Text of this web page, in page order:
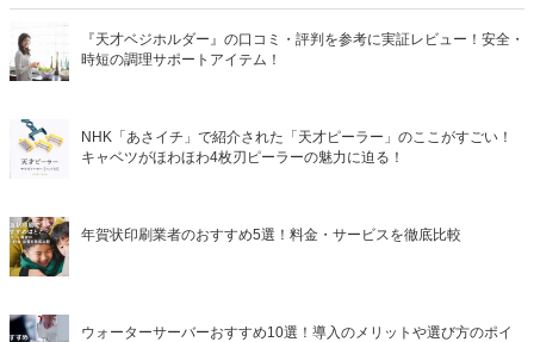
『天才ベジホルダー』の口コミ・評判を参考に実証レビュー！安全・
時短の調理サポートアイテム！
NHK「あさイチ」で紹介された「天才ピーラー」のここがすごい！
キャベツがほわほわ4枚刃ピーラーの魅力に迫る！
年賀状印刷業者のおすすめ5選！料金・サービスを徹底比較
ウォーターサーバーおすすめ10選！導入のメリットや選び方のポイ